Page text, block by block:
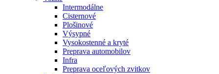
Intermodálne
Cisternové
Plošinové
Výsypné
Vysokostenné a kryté
Preprava automobilov
Infra
Preprava oceľových zvitkov